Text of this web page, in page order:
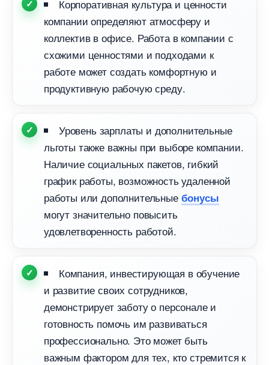
Корпоративная культура и ценности
компании определяют атмосферу и
коллектив в офисе. Работа в компании с
схожими ценностями и подходами к
работе может создать комфортную и
продуктивную рабочую среду.
Уровень зарплаты и дополнительные
льготы также важны при выборе компании.
Наличие социальных пакетов, гибкий
рафик работы, возможность удаленной
работы или дополнительные онусы
могут значительно повысить
удовлетворенность работой.
Компания, инвестирующая в обучение
и развитие своих сотрудников,
демонстрирует заботу о персонале и
отовность помочь им развиваться
профессионально. Это может быть
ажным фактором для тех, кто стремится к